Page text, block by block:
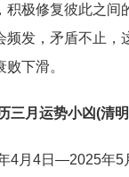
积极修复彼此之间
频发，矛盾不止，
下滑。
三月运势小凶(清
月4日—2025年5